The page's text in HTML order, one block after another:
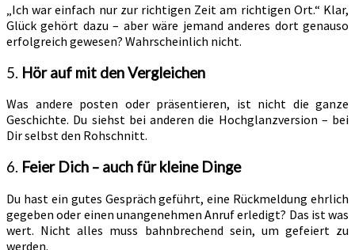
„Ich war einfach nur zur richtigen Zeit am richtigen Ort.“ Klar,
Glück gehört dazu – aber wäre jemand anderes dort genauso
erfolgreich gewesen? Wahrscheinlich nicht.
5. Hör auf mit den Vergleichen
Was andere posten oder präsentieren, ist nicht die ganze
Geschichte. Du siehst bei anderen die Hochglanzversion – bei
Dir selbst den Rohschnitt.
6. Feier Dich – auch für kleine Dinge
Du hast ein gutes Gespräch geführt, eine Rückmeldung ehrlich
gegeben oder einen unangenehmen Anruf erledigt? Das ist was
wert. Nicht alles muss bahnbrechend sein, um gefeiert zu
werden.